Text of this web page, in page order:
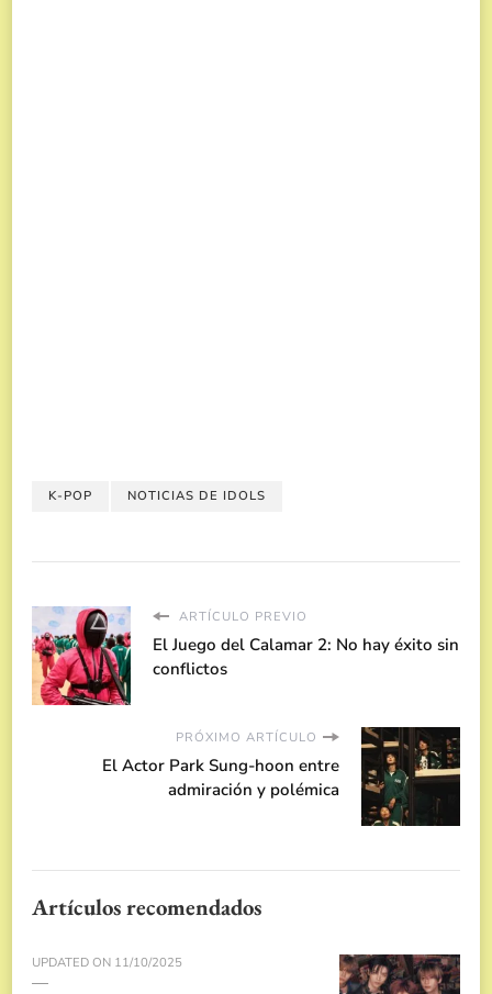
K-POP NOTICIAS DE IDOLS
ARTÍCULO PREVIO
El Juego del Calamar 2: No hay éxito sin
conflictos
PRÓXIMO ARTÍCULO
El Actor Park Sung-hoon entre
admiración y polémica
Artículos recomendados
UPDATED ON 11/10/2025